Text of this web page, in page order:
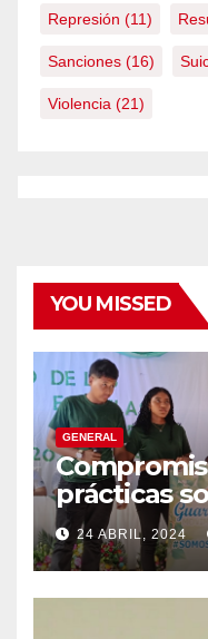
Represión (11)
Sanciones (16)
Violencia (21)
YOU MISSED
GENERAL
prácticas
conciencia
24 ABRIL, 2024